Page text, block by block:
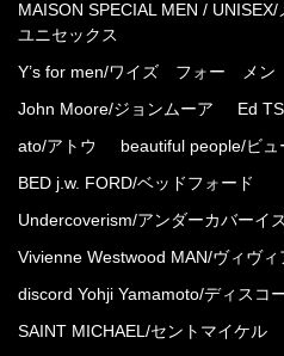
MAISON SPECIAL MEN /
ユニセックス
Y’s for men/ワイズ フォー メン
John Moore/ジョンムーア Ed
ato/アトウ beautiful people/ビ
BED j.w. FORD/ベッドフォード
Undercoverism/アンダーカバーイ
Vivienne Westwood MAN/ヴィヴ
discord Yohji Yamamoto/ディスコ
SAINT MICHAEL/セントマイケル